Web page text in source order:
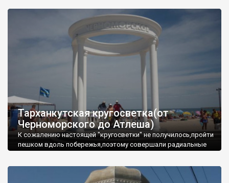
Тарханкутская кругосветка(от
Черноморского до Атлеша)
К сожалению настоящей "кругосветки" не получилось,пройти
пешком вдоль побережья,поэтому совершали радиальные